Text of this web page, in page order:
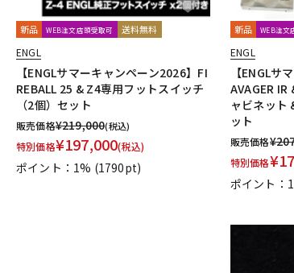
新品 WEB注文店頭受取可 送料無料
ENGL
【ENGLサマーキャンペーン2026】FI
REBALL 25 & Z4専用フットスイッチ
（2個）セット
販売価格¥219,000(税込)
特別価格¥197,000(税込)
ポイント：1% (1790pt)
新品 WEB注文
ENGL
【ENGLサ
AVAGER
ャビネット
ット
販売価格¥
特別価格¥
ポイント：